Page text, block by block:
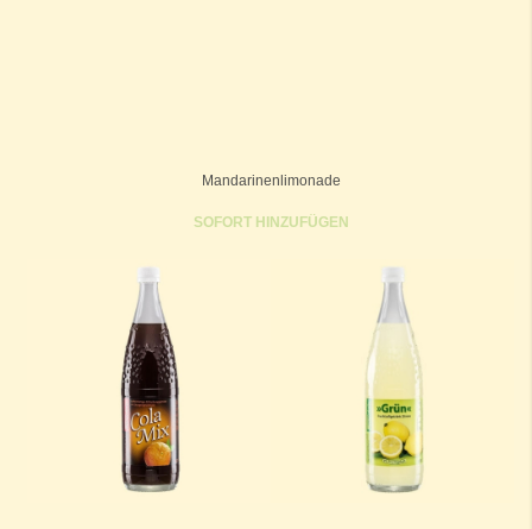
Mandarinenlimonade
SOFORT HINZUFÜGEN